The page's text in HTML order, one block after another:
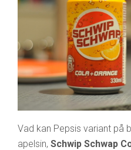
Vad kan Pepsis variant på
apelsin, Schwip Schwap